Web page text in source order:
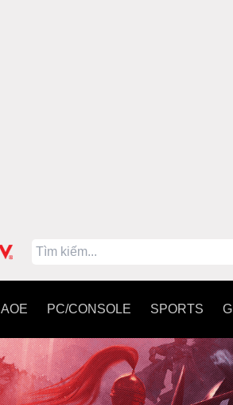
AOE PC/CONSOLE SPORTS